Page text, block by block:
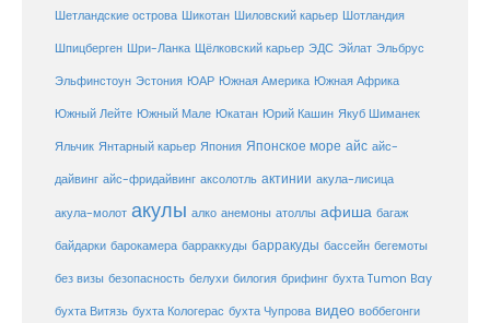
Шетландские острова Шикотан Шиловский карьер Шотландия
Шпицберген Шри-Ланка Щёлковский карьер ЭДС Эйлат Эльбрус
Эльфинстоун Эстония ЮАР Южная Америка Южная Африка
Южный Лейте Южный Мале Юкатан Юрий Кашин Якуб Шиманек
Яльчик Янтарный карьер Япония Японское море айс айс-
дайвинг айс-фридайвинг аксолотль актинии акула-лисица
акула-молот акулы алко анемоны атоллы афиша багаж
байдарки барокамера барраккуды барракуды бассейн бегемоты
без визы безопасность белухи билогия брифинг бухта Tumon Bay
бухта Витязь бухта Кологерас бухта Чупрова видео воббегонги